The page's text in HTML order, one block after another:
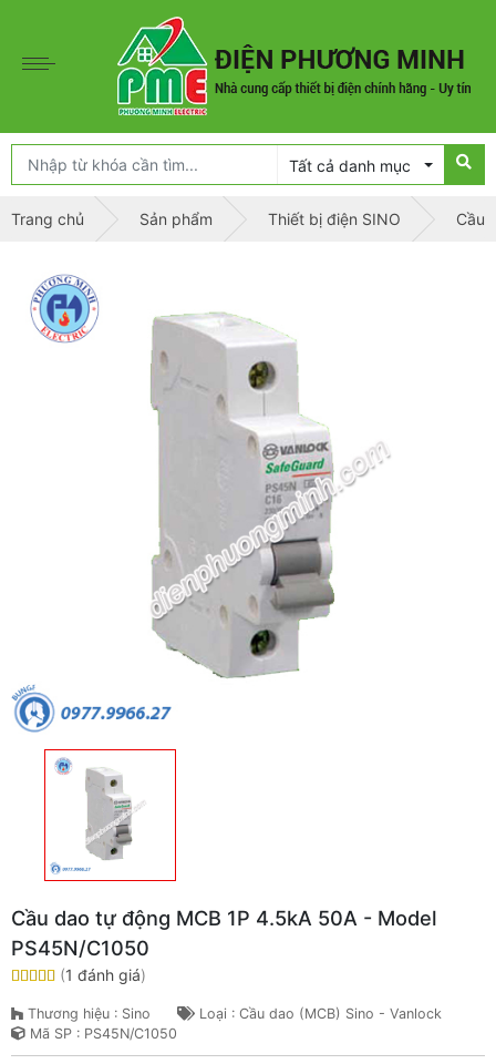
Tất cả danh mục
Trang chủ Sản phẩm Thiết bị điện SINO Cầu
Cầu dao tự động MCB 1P 4.5kA 50A - Model
PS45N/C1050
(1 đánh giá)
Thương hiệu : Sino
Loại : Cầu dao (MCB) Sino - Vanlock
Mã SP : PS45N/C1050